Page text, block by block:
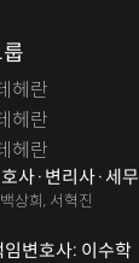
헤란
헤란
헤란
사·변리사·세
상희, 서혁진
임변호사: 이수학